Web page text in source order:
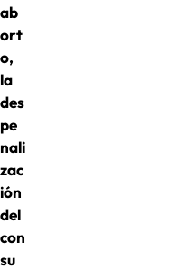
ab
ort
o,
la
des
pe
nali
zac
ión
del
con
su